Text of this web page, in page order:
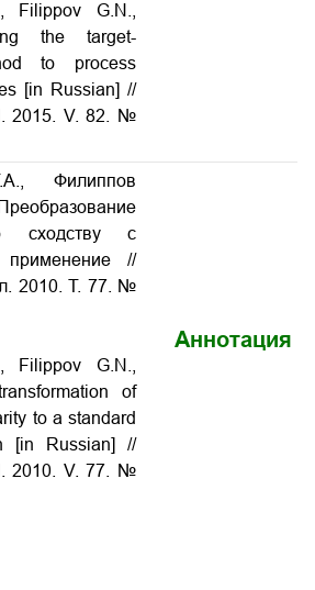
Filippov G.N.,
the target-
to process
[in Russian] //
2015. V. 82. №
Филиппов
сходству с
//
2010. Т. 77. №
Filippov G.N.,
of
to a standard
[in Russian] //
2010. V. 77. №
Аннотация